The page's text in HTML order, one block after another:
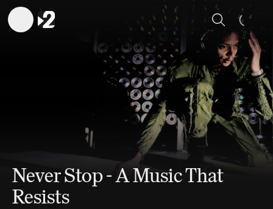
Sök
Never Stop - A Music That
Resists